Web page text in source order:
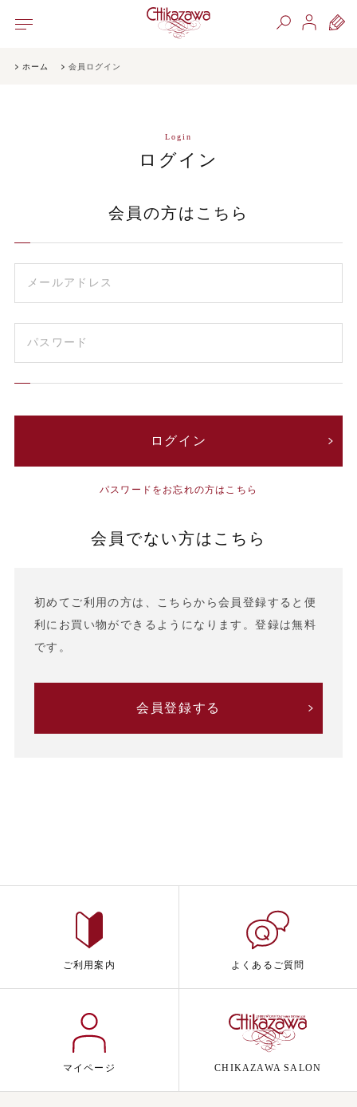
ホーム 会員ログイン
Login
ログイン
会員の方はこちら
パスワードをお忘れの方はこちら
会員でない方はこちら
初めてご利用の方は、こちらから会員登録すると便
利にお買い物ができるようになります。登録は無料
です。
会員登録する
ご利用案内 よくあるご質問
マイページ CHIKAZAWA SALON